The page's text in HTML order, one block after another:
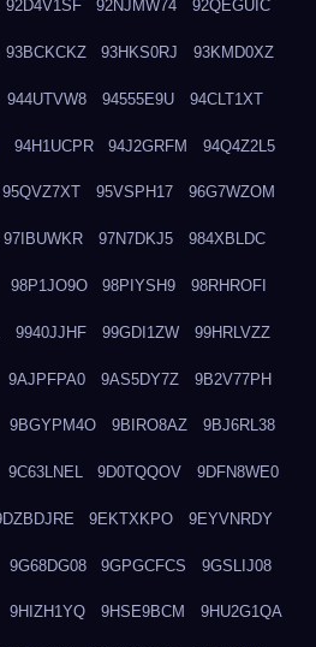
92D4V1SF 92NJMW74 92QEGUIC
93BCKCKZ 93HKS0RJ 93KMD0XZ
944UTVW8 94555E9U 94CLT1XT
94H1UCPR 94J2GRFM 94Q4Z2L5
95QVZ7XT 95VSPH17 96G7WZOM
97IBUWKR 97N7DKJ5 984XBLDC
98P1JO9O 98PIYSH9 98RHROFI
9940JJHF 99GDI1ZW 99HRLVZZ
9AJPFPA0 9AS5DY7Z 9B2V77PH
9BGYPM4O 9BIRO8AZ 9BJ6RL38
9C63LNEL 9D0TQQOV 9DFN8WE0
9EKTXKPO 9EYVNRDY
9G68DG08 9GPGCFCS 9GSLIJ08
9HIZH1YQ 9HSE9BCM 9HU2G1QA